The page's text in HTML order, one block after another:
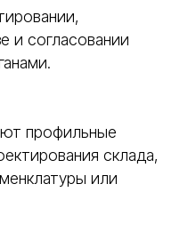
и согласовании
профильные
склада,
или